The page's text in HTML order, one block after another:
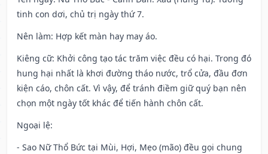
tinh con dơi, chủ trị ngày thứ 7.
Nên làm: Hợp kết màn hay may áo.
Kiêng cữ: Khởi công tạo tác trăm việc đều có hại. Trong đó
hung hại nhất là khơi đường tháo nước, trổ cửa, đầu đơn
kiện cáo, chôn cất. Vì vậy, để tránh điềm giữ quý bạn nên
chọn một ngày tốt khác để tiến hành chôn cất.
Ngoại lệ:
- Sao Nữ Thổ Bức tại Mùi, Hợi, Mẹo (mão) đều gọi chung